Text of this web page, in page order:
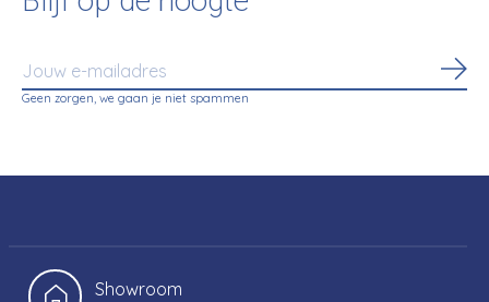
Geen zorgen, we gaan je niet spammen
Showroom